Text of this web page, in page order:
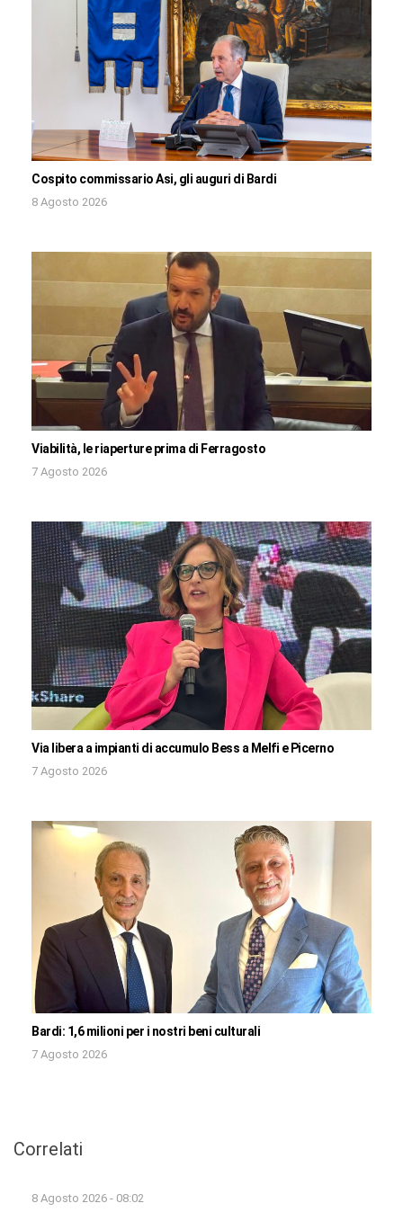
Cospito commissario Asi, gli auguri di Bardi
8 Agosto 2026
Viabilità, le riaperture prima di Ferragosto
7 Agosto 2026
Via libera a impianti di accumulo Bess a Melfi e Picerno
7 Agosto 2026
Bardi: 1,6 milioni per i nostri beni culturali
7 Agosto 2026
Correlati
8 Agosto 2026 - 08:02